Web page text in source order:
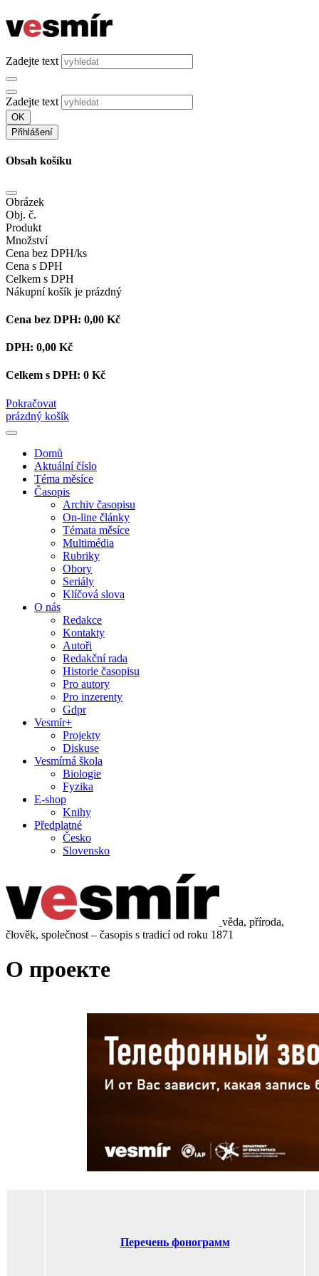
Zadejte text
Zadejte text
OK
Přihlášení
Obsah košíku
Obrázek
Obj. č.
Produkt
Množství
Cena bez DPH/ks
Cena s DPH
Celkem s DPH
Nákupní košík je prázdný
Cena bez DPH: 0,00 Kč
DPH: 0,00 Kč
Celkem s DPH: 0 Kč
Pokračovat
prázdný košík
Domů
Aktuální číslo
Téma měsíce
Časopis
Archiv časopisu
On-line články
Témata měsíce
Multimédia
Rubriky
Obory
Seriály
Klíčová slova
O nás
Redakce
Kontakty
Autoři
Redakční rada
Historie časopisu
Pro autory
Pro inzerenty
Gdpr
Vesmír+
Projekty
Diskuse
Vesmírná škola
Biologie
Fyzika
E-shop
Knihy
Předplatné
Česko
Slovensko
věda, příroda,
člověk, společnost – časopis s tradicí od roku 1871
О проекте
Перечень фонограмм